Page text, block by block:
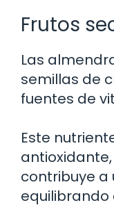
Frutos
Las
semillas de
fuentes de
Este
contribuye a
equilibrando